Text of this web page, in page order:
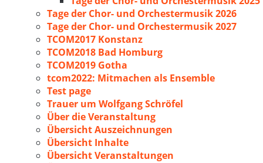
Tage der Chor- und Orchestermusik 2026
Tage der Chor- und Orchestermusik 2027
TCOM2017 Konstanz
TCOM2018 Bad Homburg
TCOM2019 Gotha
tcom2022: Mitmachen als Ensemble
Test page
Trauer um Wolfgang Schröfel
Über die Veranstaltung
Übersicht Auszeichnungen
Übersicht Inhalte
Übersicht Veranstaltungen